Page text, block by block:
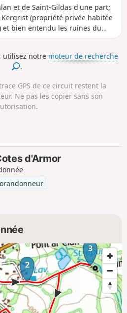
et de Saint-Gildas d'une part;
Kergrist (propriété privée habitée
et bien entendu les ruines du
son oratoire d'autre part, et enfin
de ce parcours, d'une
pieuse et agricole, devenue
utilisez notre moteur de recherche
.
GPS de ce circuit restent la
Ne pas les copier sans son
d'Armor
2
3